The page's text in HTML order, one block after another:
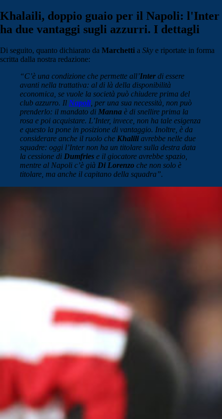
Khalaili, doppio guaio per il Napoli: l'Inter
ha due vantaggi sugli azzurri. I dettagli
Di seguito, quanto dichiarato da Marchetti a Sky e riportate in forma
scritta dalla nostra redazione:
“C’è una condizione che permette all’Interdi essere
avanti nella trattativa: al di là della disponibilità
economica, se vuole la società può chiudere prima del
club azzurro. Il Napoli, per una sua necessità, non può
prenderlo: il mandato di Manna è di snellire prima la
rosa e poi acquistare. L’Inter, invece, non ha tale esigenza
e questo la pone in posizione di vantaggio. Inoltre, è da
considerare anche il ruolo che Khaliliavrebbe nelle due
squadre: oggi l’Inter non ha un titolare sulla destra data
la cessione di Dumfries e il giocatore avrebbe spazio,
mentre al Napoli c’è già Di Lorenzo che non solo è
titolare, ma anche il capitano della squadra”.